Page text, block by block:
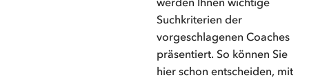
Suchkriterien der
vorgeschlagenen Coaches
präsentiert. So können Sie
hier schon entscheiden, mit